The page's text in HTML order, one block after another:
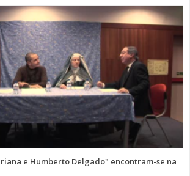
e Humberto Delgado" encontram-se na